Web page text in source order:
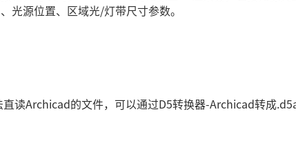
光源位置、区域光/灯带尺寸参数。
直读Archicad的文件，可以通过D5转换器-Archicad转成